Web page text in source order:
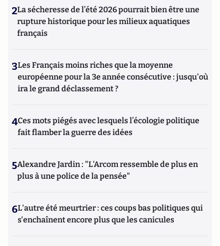
2La sécheresse de l’été 2026 pourrait bien être une
rupture historique pour les milieux aquatiques
français
3Les Français moins riches que la moyenne
européenne pour la 3e année consécutive : jusqu'où
ira le grand déclassement ?
4Ces mots piégés avec lesquels l’écologie politique
fait flamber la guerre des idées
5Alexandre Jardin : "L'Arcom ressemble de plus en
plus à une police de la pensée"
6L'autre été meurtrier : ces coups bas politiques qui
s'enchaînent encore plus que les canicules